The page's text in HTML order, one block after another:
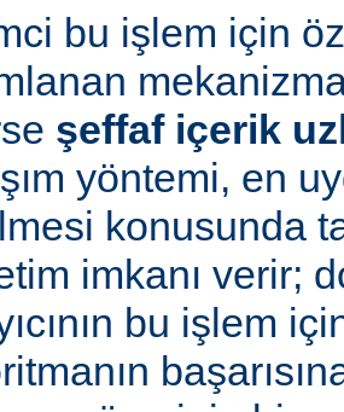
bu işlem için
şeffaf içerik
yöntemi, en
konusunda
imkanı verir;
bu işlem